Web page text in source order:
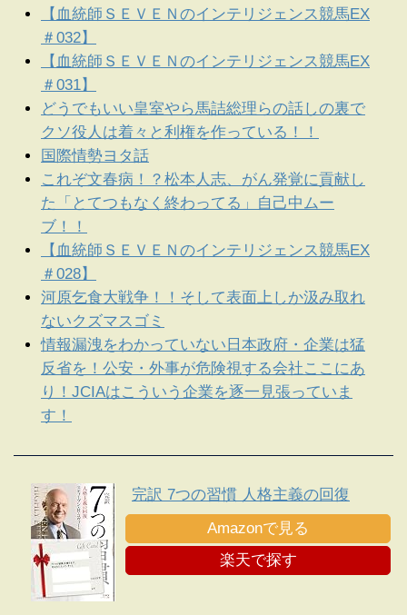
【血統師ＳＥＶＥＮのインテリジェンス競馬EX
＃032】
【血統師ＳＥＶＥＮのインテリジェンス競馬EX
＃031】
どうでもいい皇室やら馬詰総理らの話しの裏で
クソ役人は着々と利権を作っている！！
国際情勢ヨタ話
これぞ文春病！？松本人志、がん発覚に貢献し
た「とてつもなく終わってる」自己中ムー
ブ！！
【血統師ＳＥＶＥＮのインテリジェンス競馬EX
＃028】
河原乞食大戦争！！そして表面上しか汲み取れ
ないクズマスゴミ
情報漏洩をわかっていない日本政府・企業は猛
反省を！公安・外事が危険視する会社ここにあ
り！JCIAはこういう企業を逐一見張っていま
す！
完訳 7つの習慣 人格主義の回復
Amazonで見る
楽天で探す